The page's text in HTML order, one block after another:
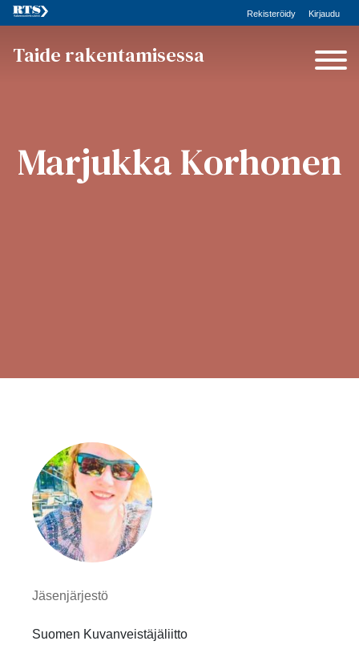
Rekisteröidy Kirjaudu
Taide rakentamisessa
Marjukka Korhonen
Jäsenjärjestö
Suomen Kuvanveistäjäliitto